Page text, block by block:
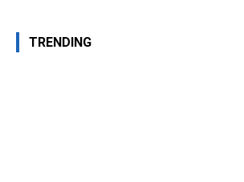
TRENDING